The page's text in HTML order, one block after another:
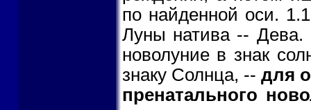
по найденной оси.
Луны натива -- Дева.
новолуние в знак
знаку Солнца, --для
пренатального